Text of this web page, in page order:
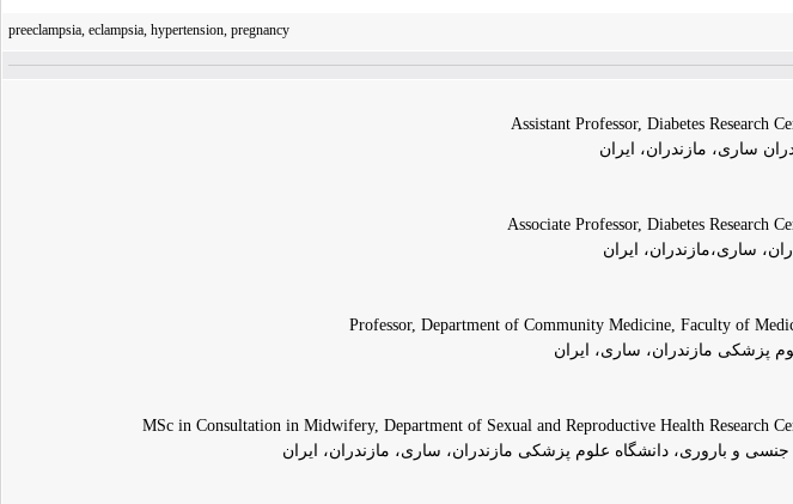
preeclampsia, eclampsia, hypertension, pregnancy
Assistant Professor, Diabetes Research
ساری، مازندران، ایران
Associate Professor, Diabetes Research
ساری،مازندران، ایران
Professor, Department of Community Medicine, Faculty of
پزشکی مازندران، ساری، ایران
MSc in Consultation in Midwifery, Department of Sexual and Reproductive Health Research
و باروری، دانشگاه علوم پزشکی مازندران، ساری، مازندران، ایران